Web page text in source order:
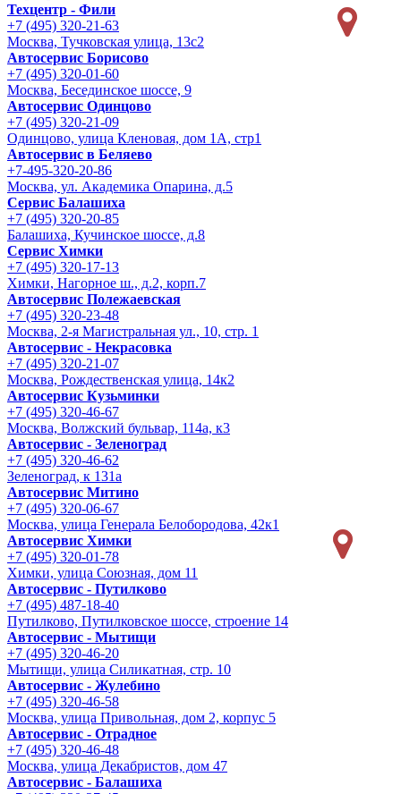
Техцентр - Фили
+7 (495) 320-21-63
Москва, Тучковская улица, 13с2
Автосервис Борисово
+7 (495) 320-01-60
Москва, Бесединское шоссе, 9
Автосервис Одинцово
+7 (495) 320-21-09
Одинцово, улица Кленовая, дом 1А, стр1
Автосервис в Беляево
+7-495-320-20-86
Москва, ул. Академика Опарина, д.5
Сервис Балашиха
+7 (495) 320-20-85
Балашиха, Кучинское шоссе, д.8
Сервис Химки
+7 (495) 320-17-13
Химки, Нагорное ш., д.2, корп.7
Автосервис Полежаевская
+7 (495) 320-23-48
Москва, 2-я Магистральная ул., 10, стр. 1
Автосервис - Некрасовка
+7 (495) 320-21-07
Москва, Рождественская улица, 14к2
Автосервис Кузьминки
+7 (495) 320-46-67
Москва, Волжский бульвар, 114а, к3
Автосервис - Зеленоград
+7 (495) 320-46-62
Зеленоград, к 131а
Автосервис Митино
+7 (495) 320-06-67
Москва, улица Генерала Белобородова, 42к1
Автосервис Химки
+7 (495) 320-01-78
Химки, улица Союзная, дом 11
Автосервис - Путилково
+7 (495) 487-18-40
Путилково, Путилковское шоссе, строение 14
Автосервис - Мытищи
+7 (495) 320-46-20
Мытищи, улица Силикатная, стр. 10
Автосервис - Жулебино
+7 (495) 320-46-58
Москва, улица Привольная, дом 2, корпус 5
Автосервис - Отрадное
+7 (495) 320-46-48
Москва, улица Декабристов, дом 47
Автосервис - Балашиха